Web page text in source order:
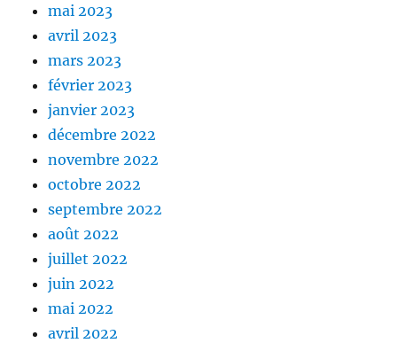
mai 2023
avril 2023
mars 2023
février 2023
janvier 2023
décembre 2022
novembre 2022
octobre 2022
septembre 2022
août 2022
juillet 2022
juin 2022
mai 2022
avril 2022